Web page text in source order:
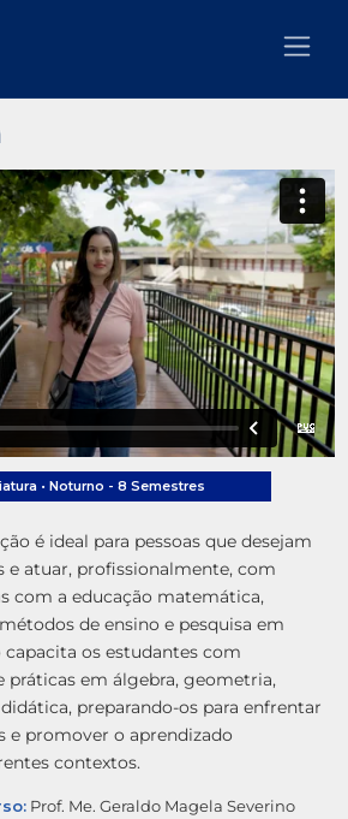
• Noturno - 8 Semestres
é ideal para pessoas que desejam
atuar, profissionalmente, com
com a educação matemática,
de ensino e pesquisa em
os estudantes com
práticas em álgebra, geometria,
preparando-os para enfrentar
e promover o aprendizado
contextos.
Prof. Me. Geraldo Magela Severino